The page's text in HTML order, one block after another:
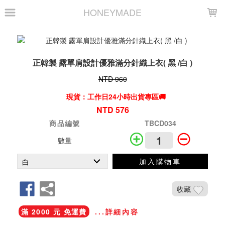
HONEYMADE
正韓製 露單肩設計優雅滿分針織上衣( 黑 /白 )
NTD 960
現貨：工作日24小時出貨專區🚚
NTD 576
商品編號
TBCD034
數量
加入購物車
收藏
滿 2000 元 免運費 ...詳細內容